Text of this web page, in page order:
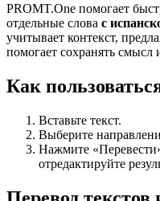
PROMT.One помогает
отдельные слова с
учитывает контекст,
помогает сохранять смысл
Как
Вставьте текст.
Выберите
Нажмите
отредактируйте